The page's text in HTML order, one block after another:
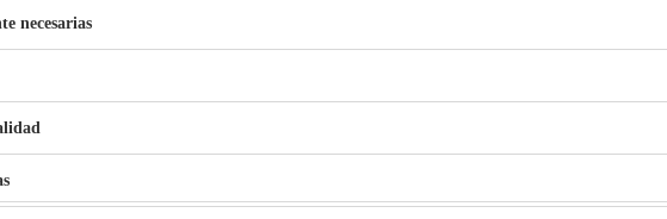
1,1L Limpia Sofás Alfombras Coche SP3
necesarias